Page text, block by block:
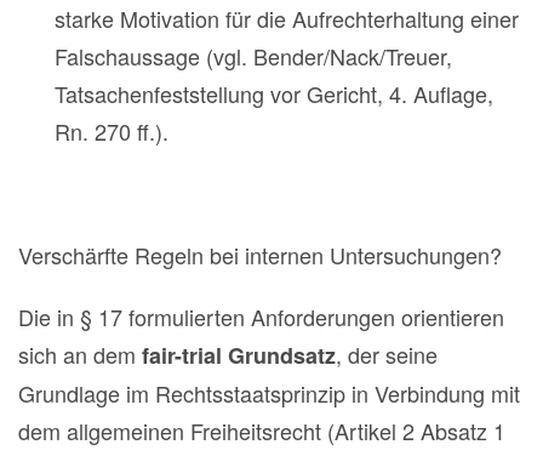
starke Motivation für die Aufrechterhaltung einer
Falschaussage (vgl. Bender/Nack/Treuer,
Tatsachenfeststellung vor Gericht, 4. Auflage,
Rn. 270 ff.).
Verschärfte Regeln bei internen Untersuchungen?
Die in § 17 formulierten Anforderungen orientieren
sich an dem fair-trial Grundsatz, der seine
Grundlage im Rechtsstaatsprinzip in Verbindung mit
dem allgemeinen Freiheitsrecht (Artikel 2 Absatz 1